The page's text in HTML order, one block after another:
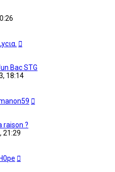
Lycια.
Bac STG
18:14
raison ?
21:29
H0pe